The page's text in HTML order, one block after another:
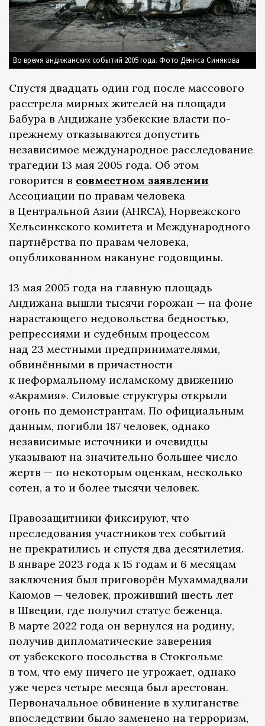
Во время андижанских событий 2005 года. Фото Дениса Синякова
Спустя двадцать один год после массового
расстрела мирных жителей на площади
Бабура в Андижане узбекские власти по-
прежнему отказываются допустить
независимое международное расследование
трагедии 13 мая 2005 года. Об этом
говорится в совместном заявлении
Ассоциации по правам человека
в Центральной Азии (AHRCA), Норвежского
Хельсинкского комитета и Международного
партнёрства по правам человека,
опубликованном накануне годовщины.
13 мая 2005 года на главную площадь
Андижана вышли тысячи горожан — на фоне
нарастающего недовольства бедностью,
репрессиями и судебным процессом
над 23 местными предпринимателями,
обвинёнными в причастности
к неформальному исламскому движению
«Акрамия». Силовые структуры открыли
огонь по демонстрантам. По официальным
данным, погибли 187 человек, однако
независимые источники и очевидцы
указывают на значительно большее число
жертв — по некоторым оценкам, несколько
сотен, а то и более тысячи человек.
Правозащитники фиксируют, что
преследования участников тех событий
не прекратились и спустя два десятилетия.
В январе 2023 года к 15 годам и 6 месяцам
заключения был приговорён Мухаммадвали
Каюмов — человек, проживший шесть лет
в Швеции, где получил статус беженца.
В марте 2022 года он вернулся на родину,
получив дипломатические заверения
от узбекского посольства в Стокгольме
в том, что ему ничего не угрожает, однако
уже через четыре месяца был арестован.
Первоначальное обвинение в хулиганстве
впоследствии было заменено на терроризм,